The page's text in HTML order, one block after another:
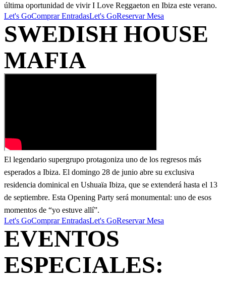
última oportunidad de vivir I Love Reggaeton en Ibiza este verano.
Let's GoComprar EntradasLet's GoReservar Mesa
SWEDISH HOUSE
MAFIA
El legendario supergrupo protagoniza uno de los regresos más
esperados a Ibiza. El domingo 28 de junio abre su exclusiva
residencia dominical en Ushuaïa Ibiza, que se extenderá hasta el 13
de septiembre. Esta Opening Party será monumental: uno de esos
momentos de “yo estuve allí”.
Let's GoComprar EntradasLet's GoReservar Mesa
EVENTOS
ESPECIALES: